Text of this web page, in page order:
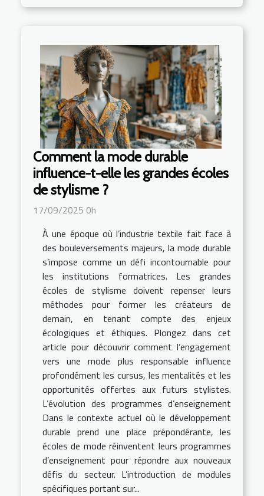
Comment la mode durable
influence-t-elle les grandes écoles
de stylisme ?
17/09/2025 0h
À une époque où l’industrie textile fait face à
des bouleversements majeurs, la mode durable
s’impose comme un défi incontournable pour
les institutions formatrices. Les grandes
écoles de stylisme doivent repenser leurs
méthodes pour former les créateurs de
demain, en tenant compte des enjeux
écologiques et éthiques. Plongez dans cet
article pour découvrir comment l’engagement
vers une mode plus responsable influence
profondément les cursus, les mentalités et les
opportunités offertes aux futurs stylistes.
L’évolution des programmes d’enseignement
Dans le contexte actuel où le développement
durable prend une place prépondérante, les
écoles de mode réinventent leurs programmes
d’enseignement pour répondre aux nouveaux
défis du secteur. L’introduction de modules
spécifiques portant sur...